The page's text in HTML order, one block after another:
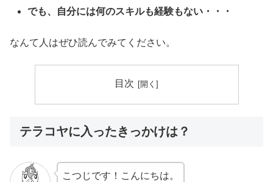
でも、自分には何のスキルも経験もない・・・
なんて人はぜひ読んでみてください。
目次
テラコヤに入ったきっかけは？
こつじです！こんにちは。